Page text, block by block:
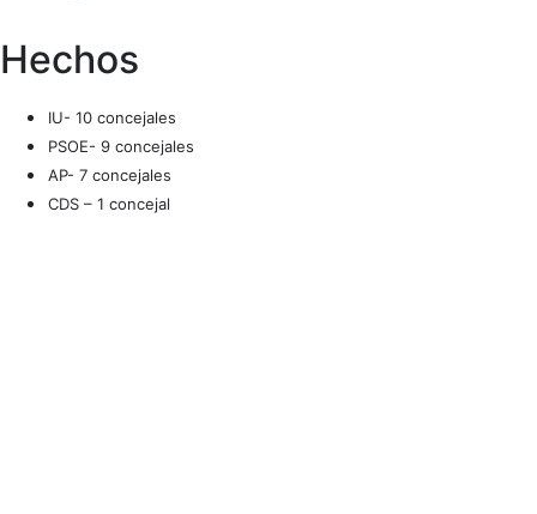
Hechos
IU- 10 concejales
PSOE- 9 concejales
AP- 7 concejales
CDS – 1 concejal